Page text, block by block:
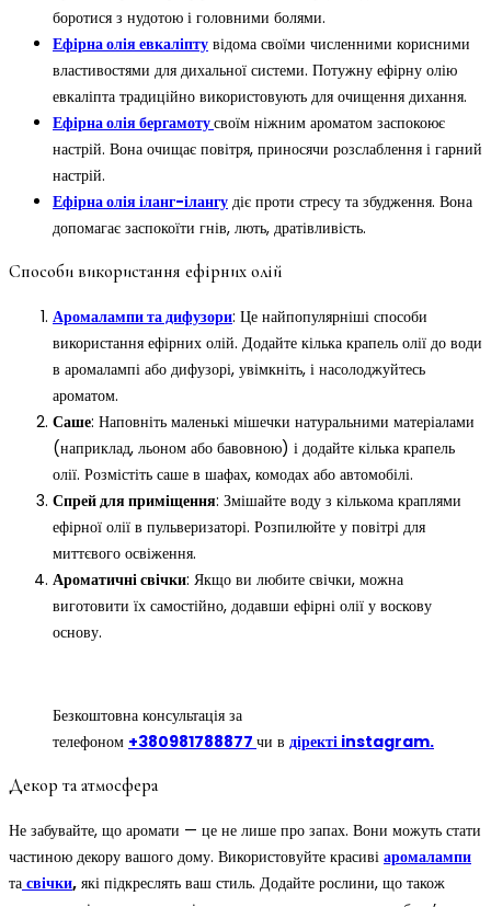
боротися з нудотою і головними болями.
Ефірна олія евкаліпту відома своїми численними корисними
властивостями для дихальної системи. Потужну ефірну олію
евкаліпта традиційно використовують для очищення дихання.
Ефірна олія бергамотусвоїм ніжним ароматом заспокоює
настрій. Вона очищає повітря, приносячи розслаблення і гарний
настрій.
Ефірна олія іланг-ілангу діє проти стресу та збудження. Вона
допомагає заспокоїти гнів, лють, дратівливість.
Способи використання ефірних олій
Аромалампи та дифузори: Це найпопулярніші способи
використання ефірних олій. Додайте кілька крапель олії до води
в аромалампі або дифузорі, увімкніть, і насолоджуйтесь
ароматом.
Саше: Наповніть маленькі мішечки натуральними матеріалами
(наприклад, льоном або бавовною) і додайте кілька крапель
олії. Розмістіть саше в шафах, комодах або автомобілі.
Спрей для приміщення: Змішайте воду з кількома краплями
ефірної олії в пульверизаторі. Розпилюйте у повітрі для
миттєвого освіження.
Ароматичні свічки: Якщо ви любите свічки, можна
виготовити їх самостійно, додавши ефірні олії у воскову
основу.
Безкоштовна консультація за
телефоном +380981788877 чи в діректі instagram.
Декор та атмосфера
Не забувайте, що аромати — це не лише про запах. Вони можуть стати
частиною декору вашого дому. Використовуйте красиві аромалампи
та свічки, які підкреслять ваш стиль. Додайте рослини, що також